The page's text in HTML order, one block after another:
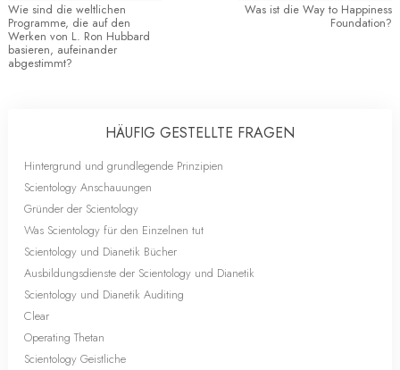
Wie sind die weltlichen
Programme, die auf den
Werken von L. Ron Hubbard
basieren, aufeinander
abgestimmt?
Was ist die Way to Happiness
Foundation?
HÄUFIG GESTELLTE FRAGEN
Hintergrund und grundlegende Prinzipien
Scientology Anschauungen
Gründer der Scientology
Was Scientology für den Einzelnen tut
Scientology und Dianetik Bücher
Ausbildungsdienste der Scientology und Dianetik
Scientology und Dianetik Auditing
Clear
Operating Thetan
Scientology Geistliche